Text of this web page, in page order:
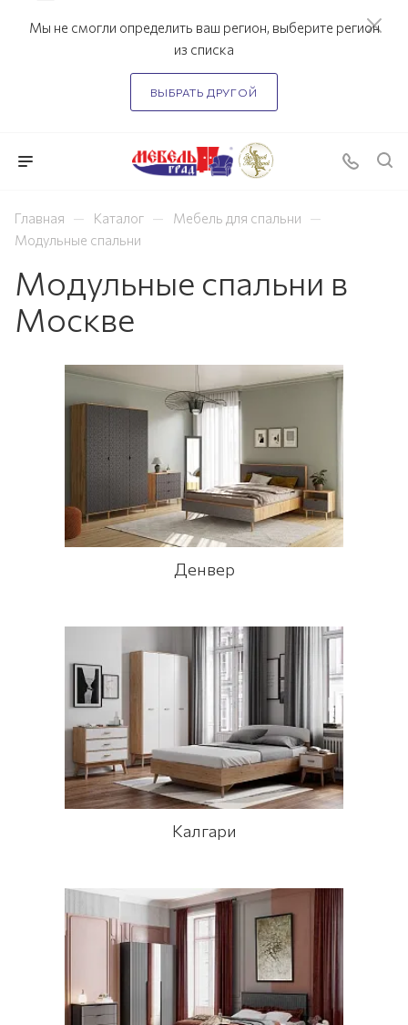
Мы не смогли определить ваш регион, выберите регион
из списка
ВЫБРАТЬ ДРУГОЙ
Главная — Каталог — Мебель для спальни —
Модульные спальни
Модульные спальни в
Москве
Денвер
Калгари